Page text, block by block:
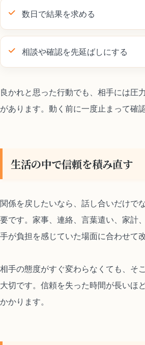
数日で結果を求める
相談や確認を先延ばしにする
良かれと思った行動でも、相手には圧
があります。動く前に一度止まって確
生活の中で信頼を積み直す
関係を戻したいなら、話し合いだけで
要です。家事、連絡、言葉遣い、家計
手が負担を感じていた場面に合わせて
相手の態度がすぐ変わらなくても、そ
大切です。信頼を失った時間が長いほ
かかります。